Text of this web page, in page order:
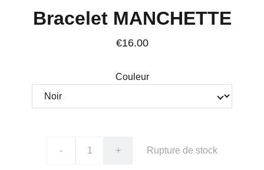
Bracelet MANCHETTE
€16.00
Couleur
- + Rupture de stock